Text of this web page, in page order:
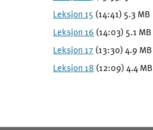
Leksjon 15 (14:41) 5.3 MB
Leksjon 16 (14:03) 5.1 MB
Leksjon 17 (13:30) 4.9 MB
Leksjon 18 (12:09) 4.4 MB